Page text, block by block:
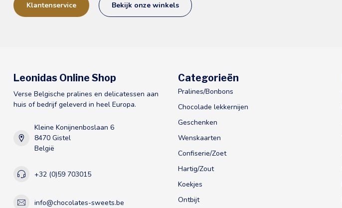
Klantenservice Bekijk onze winkels
Leonidas Online Shop
Verse Belgische pralines en delicatessen aan
huis of bedrijf geleverd in heel Europa.
Kleine Konijnenboslaan 6
8470 Gistel
België
+32 (0)59 703015
info@chocolates-sweets.be
Categorieën
Pralines/Bonbons
Chocolade lekkernijen
Geschenken
Wenskaarten
Confiserie/Zoet
Hartig/Zout
Koekjes
Ontbijt